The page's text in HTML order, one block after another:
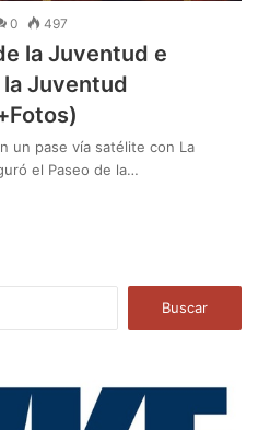
0 497
la Juventud e
Juventud
un pase vía satélite con La
el Paseo de la…
a